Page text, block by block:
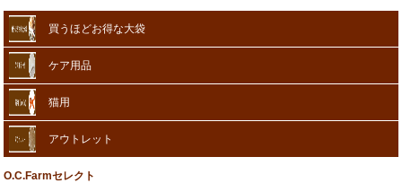
買うほどお得な大袋
ケア用品
猫用
アウトレット
O.C.Farmセレクト